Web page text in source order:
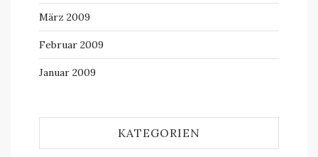
März 2009
Februar 2009
Januar 2009
KATEGORIEN